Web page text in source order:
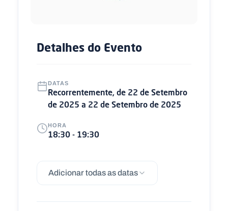
Detalhes do Evento
DATAS
Recorrentemente, de 22 de Setembro
de 2025 a 22 de Setembro de 2025
HORA
18:30 - 19:30
Adicionar todas as datas